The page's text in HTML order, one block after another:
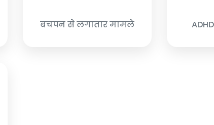
बचपन से लगातार मामले